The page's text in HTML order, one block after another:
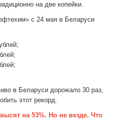
на две копейки.
с 24 мая в Беларуси
в Беларуси дорожало 30 раз,
этот рекорд.
на 53%. Но не везде. Что